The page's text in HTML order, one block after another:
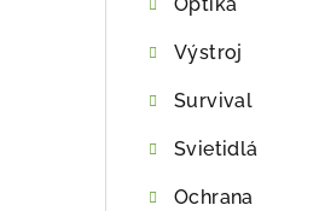
Optika
Výstroj
Survival
Svietidlá
Ochrana